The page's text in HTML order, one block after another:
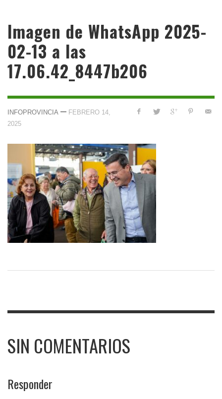
Imagen de WhatsApp 2025-
02-13 a las
17.06.42_8447b206
INFOPROVINCIA — FEBRERO 14,
2025
SIN COMENTARIOS
Responder